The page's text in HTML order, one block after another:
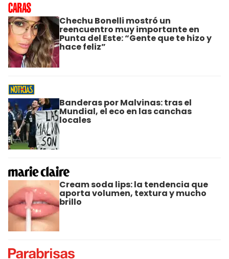
Chechu Bonelli mostró un
reencuentro muy importante en
Punta del Este: “Gente que te hizo y
hace feliz”
Banderas por Malvinas: tras el
Mundial, el eco en las canchas
locales
Cream soda lips: la tendencia que
aporta volumen, textura y mucho
brillo